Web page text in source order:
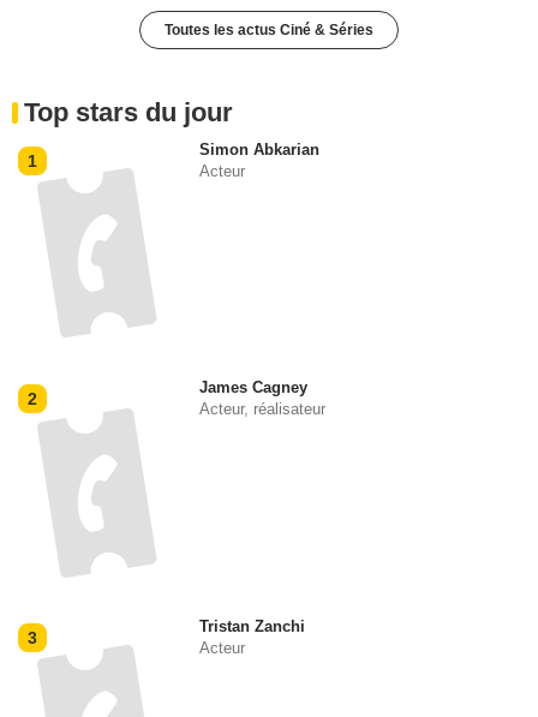
Toutes les actus Ciné & Séries
Top stars du jour
1
Simon Abkarian
Acteur
2
James Cagney
Acteur, réalisateur
3
Tristan Zanchi
Acteur